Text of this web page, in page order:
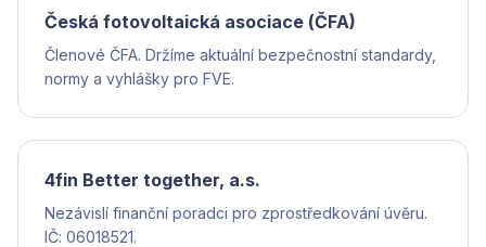
Česká fotovoltaická asociace (ČFA)
Členové ČFA. Držíme aktuální bezpečnostní standardy,
normy a vyhlášky pro FVE.
4fin Better together, a.s.
Nezávislí finanční poradci pro zprostředkování úvěru.
IČ: 06018521.